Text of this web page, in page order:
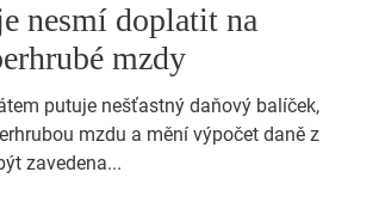
nesmí doplatit na
mzdy
putuje nešťastný daňový balíček,
mzdu a mění výpočet daně z
zavedena...